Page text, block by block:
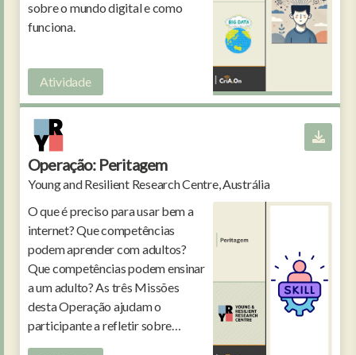
sobre o mundo digital e como
funciona.
Atividade
Operação: Peritagem
Young and Resilient Research Centre, Austrália
O que é preciso para usar bem a
internet? Que competências
podem aprender com adultos?
Que competências podem ensinar
a um adulto? As três Missões
desta Operação ajudam o
participante a refletir sobre